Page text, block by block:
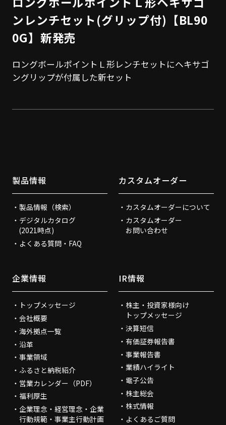
ンレンチセット(グリップ付)【BL90
0G】新発売
ロングボールポイントＬ形レンチセットにヘキサゴ
ングリップが付属した新セット
製品情報
製品情報（検索）
デジタルカタログ
(2021時点)
よくある質問・FAQ
カスタムオーダー
カスタムオーダーについて
カスタムオーダー
お問い合わせ
企業情報
トップメッセージ
会社概要
海外拠点一覧
沿革
事業領域
ふるさと納税紹介
営業カレンダー（PDF）
福利厚生
企業理念・経営理念・企業
行動規範・事業主行動計画
IR情報
株主・投資家様向け
トップメッセージ
決算短信
有価証券報告書
事業報告書
業績ハイライト
電子公告
株主総会
株式情報
よくあるご質問